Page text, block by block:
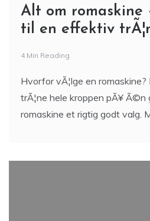
Alt om romaskine
til en effektiv
4 Min Reading
Hvorfor vÃ¦lge en romaskine?
trÃ¦ne hele kroppen pÃ¥ Ã©n
romaskine et rigtig godt valg.